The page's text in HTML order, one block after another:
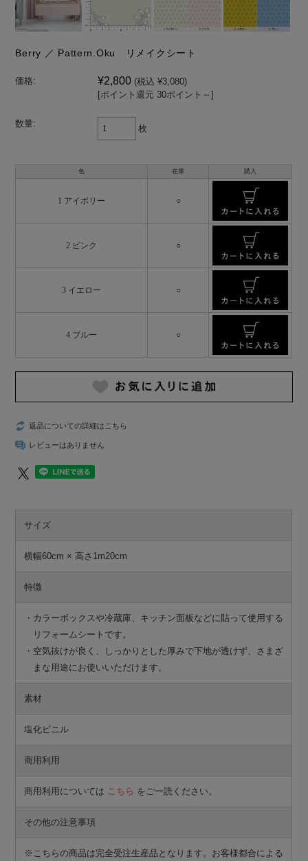
Berry ／ Pattern.Oku リメイクシート
価格: ¥2,800 (税込 ¥3,080)
[ポイント還元 30ポイント～]
数量: 枚
色 在庫 購入
1 アイボリー ○
2 ピンク ○
3 イエロー ○
4 ブルー ○
返品についての詳細はこちら
レビューはありません
サイズ
横幅60cm × 高さ1m20cm
特徴
・カラーボックスや冷蔵庫、キッチン面板などに貼って使用する
リフォームシートです。
・空気抜けが良く、しっかりとした厚みで下地が透けず、さまざ
まな用途にお使いいただけます。
素材
塩化ビニル
商用利用
商用利用については こちら をご一読ください。
その他の注意事項
※こちらの商品は完全受注生産品となります。お客様都合による